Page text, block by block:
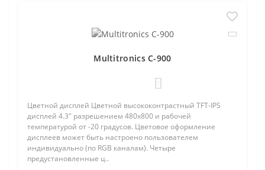
Multitronics C-900
Цветной дисплей Цветной высококонтрастный TFT-IPS
дисплей 4.3" разрешением 480х800 и рабочей
температурой от -20 градусов. Цветовое оформление
дисплеев может быть настроено пользователем
индивидуально (по RGB каналам). Четыре
предустановленные ц..